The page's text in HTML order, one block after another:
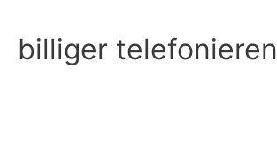
Inhalt
springen
billiger telefonieren